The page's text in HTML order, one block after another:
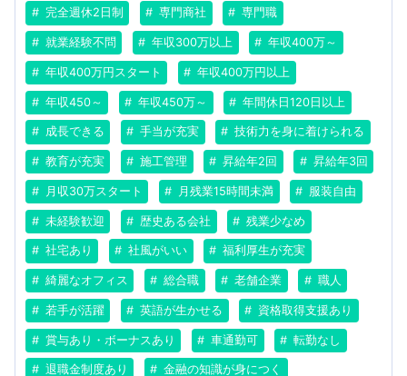
完全週休2日制 専門商社 専門職
就業経験不問 年収300万以上 年収400万～
年収400万円スタート 年収400万円以上
年収450～ 年収450万～ 年間休日120日以上
成長できる 手当が充実 技術力を身に着けられる
教育が充実 施工管理 昇給年2回 昇給年3回
月収30万スタート 月残業15時間未満 服装自由
未経験歓迎 歴史ある会社 残業少なめ
社宅あり 社風がいい 福利厚生が充実
綺麗なオフィス 総合職 老舗企業 職人
若手が活躍 英語が生かせる 資格取得支援あり
賞与あり・ボーナスあり 車通勤可 転勤なし
退職金制度あり 金融の知識が身につく